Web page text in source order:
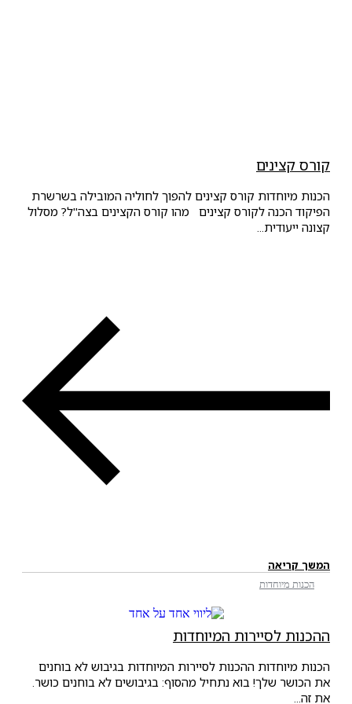
קורס קצינים
הכנות מיוחדות קורס קצינים להפוך לחוליה המובילה בשרשרת
הפיקוד הכנה לקורס קצינים מהו קורס הקצינים בצה"ל? מסלול
קצונה ייעודית...
המשך קריאה
הכנות מיוחדות
ההכנות לסיירות המיוחדות
הכנות מיוחדות ההכנות לסיירות המיוחדות בגיבוש לא בוחנים
את הכושר שלך! בוא נתחיל מהסוף: בגיבושים לא בוחנים כושר.
את זה...